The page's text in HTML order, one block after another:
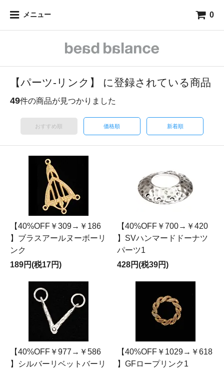
メニュー 0
【パーツ-リンク】 に登録されている商品
49件の商品が見つかりました
おすすめ順 価格順 新着順
【40%OFF￥309→￥186
】ブラスアールヌーボーリ
ンク
189円(税17円)
【40%OFF￥700→￥420
】SVハンマードドーナツ
パーツ1
428円(税39円)
【40%OFF￥977→￥586
】シルバーリベットバーリ
【40%OFF￥1029→￥618
】GFロープリンク1